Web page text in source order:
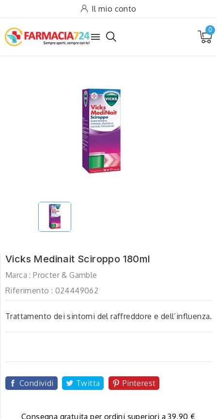
Il mio conto

0
Vicks Medinait Sciroppo 180ml
Marca : Procter & Gamble
Riferimento : 024449062
Trattamento dei sintomi del raffreddore e dell’influenza.
Condividi Twitta Pinterest
Consegna gratuita per ordini superiori a 39,90 €